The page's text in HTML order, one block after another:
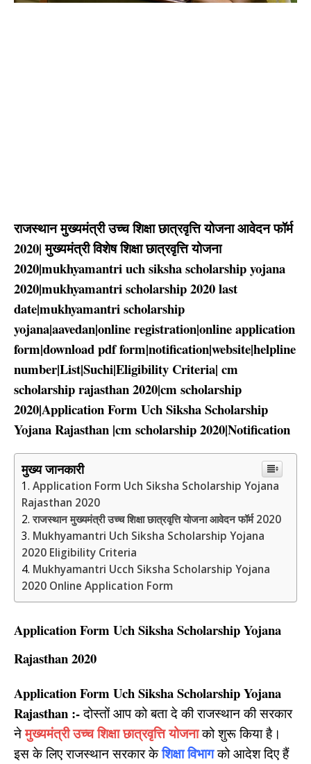
राजस्थान मुख्यमंत्री उच्च शिक्षा छात्रवृत्ति योजना आवेदन फॉर्म
2020| मुख्यमंत्री विशेष शिक्षा छात्रवृत्ति योजना
2020|mukhyamantri uch siksha scholarship yojana
2020|mukhyamantri scholarship 2020 last
date|mukhyamantri scholarship
yojana|aavedan|online registration|online application
form|download pdf form|notification|website|helpline
number|List|Suchi|Eligibility Criteria| cm
scholarship rajasthan 2020|cm scholarship
2020|Application Form Uch Siksha Scholarship
Yojana Rajasthan |cm scholarship 2020|Notification
मुख्य जानकारी
Application Form Uch Siksha Scholarship Yojana
Rajasthan 2020
राजस्थान मुख्यमंत्री उच्च शिक्षा छात्रवृत्ति योजना आवेदन फॉर्म 2020
Mukhyamantri Uch Siksha Scholarship Yojana
2020 Eligibility Criteria
Mukhyamantri Ucch Siksha Scholarship Yojana
2020 Online Application Form
Application Form Uch Siksha Scholarship Yojana
Rajasthan 2020
Application Form Uch Siksha Scholarship Yojana
Rajasthan :-दोस्तों आप को बता दे की राजस्थान की सरकार
नेमुख्यमंत्री उच्च शिक्षा छात्रवृत्ति योजना को शुरू किया है।
इस के लिए राजस्थान सरकार केशिक्षा विभागको आदेश दिए हैं